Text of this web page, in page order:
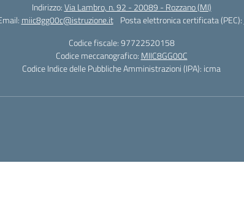
Indirizzo:Via Lambro, n. 92 - 20089 - Rozzano (MI)
miic8gg00c@istruzione.it Posta elettronica certificata (PEC):
Codice fiscale: 97722520158
Codice meccanografico: MIIC8GG00C
Codice Indice delle Pubbliche Amministrazioni (IPA): icma